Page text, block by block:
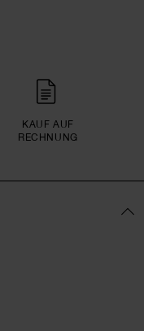
KAUF AUF
RECHNUNG